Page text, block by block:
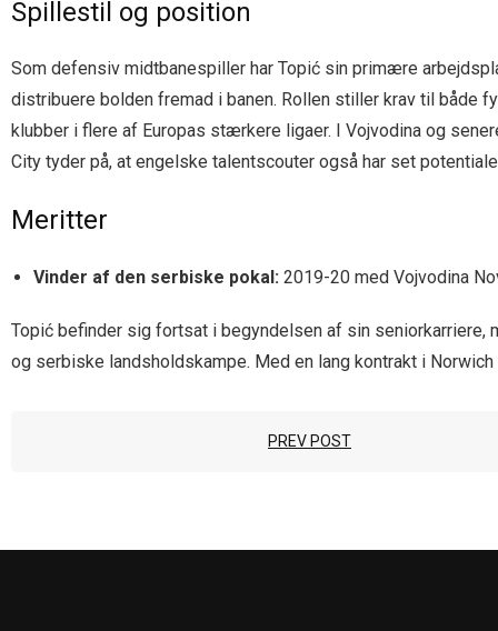
Spillestil og position
Som defensiv midtbanespiller har Topić sin primære
distribuere bolden fremad i banen. Rollen stiller krav til både
klubber i flere af Europas stærkere ligaer. I Vojvodina og
City tyder på, at engelske talent­scouter også har set
Meritter
Vinder af den serbiske pokal: 2019-20 med Vojvodina
Topić befinder sig fortsat i begyndelsen af sin seniorkarriere,
og serbiske landsholdskampe. Med en lang kontrakt i
PREV POST